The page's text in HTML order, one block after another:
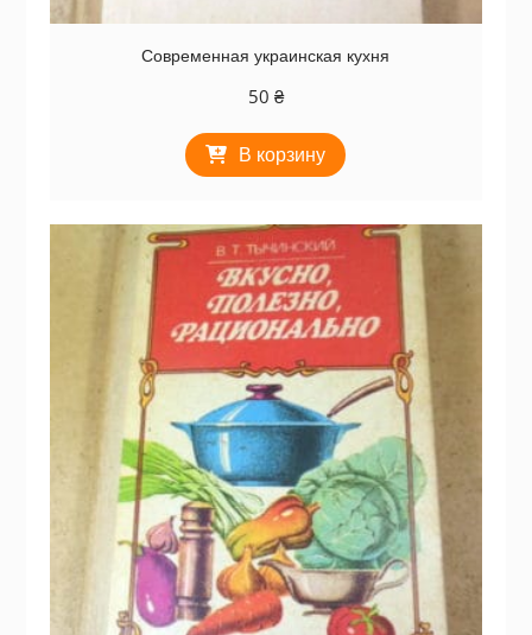
Современная украинская кухня
50 ₴
В корзину